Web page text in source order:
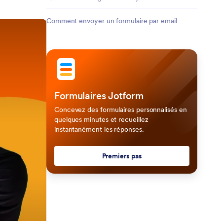
Comment envoyer un formulaire par email
Formulaires Jotform
Concevez des formulaires personnalisés en
quelques minutes et recueillez
instantanément les réponses.
Premiers pas